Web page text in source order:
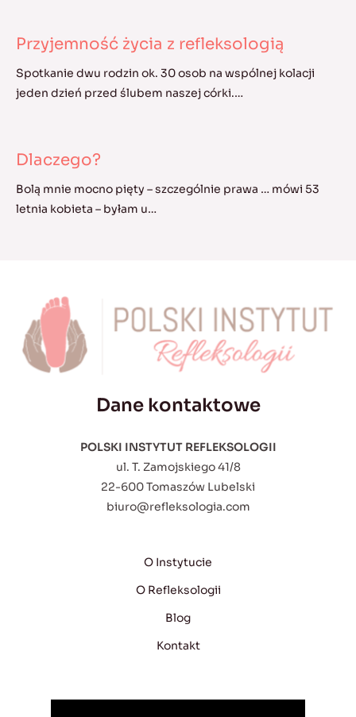
Przyjemność życia z refleksologią
Spotkanie dwu rodzin ok. 30 osob na wspólnej kolacji
jeden dzień przed ślubem naszej córki.…
Dlaczego?
Bolą mnie mocno pięty – szczególnie prawa … mówi 53
letnia kobieta – byłam u…
Dane kontaktowe
POLSKI INSTYTUT REFLEKSOLOGII
ul. T. Zamojskiego 41/8
22-600 Tomaszów Lubelski
biuro@refleksologia.com
O Instytucie
O Refleksologii
Blog
Kontakt